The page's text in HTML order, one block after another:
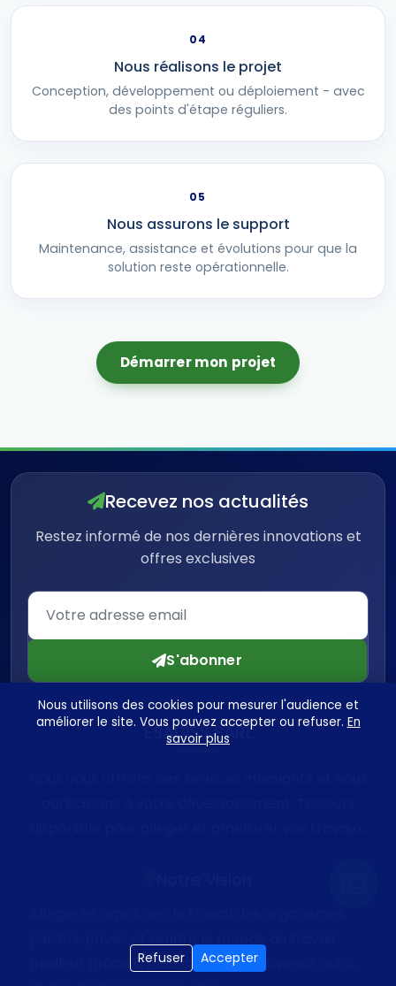
04
Nous réalisons le projet
Conception, développement ou déploiement - avec
des points d'étape réguliers.
05
Nous assurons le support
Maintenance, assistance et évolutions pour que la
solution reste opérationnelle.
Démarrer mon projet
Recevez nos actualités
Restez informé de nos dernières innovations et
offres exclusives
S'abonner
ESADISS SARL
meilleur grâce à l'utilisation des nouveaux outils
Nous utilisons des cookies pour mesurer l'audience et
améliorer le site. Vous pouvez accepter ou refuser. En
savoir plus
Refuser Accepter